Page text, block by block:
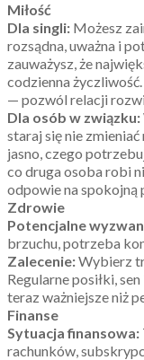
Miłość
Dla singli: Możesz
rozsądna, uważna i
zauważysz, że
codzienna
— pozwól relacji
Dla osób w związku:
staraj się nie
jasno, czego
co druga osoba robi
odpowie na spokojną
Zdrowie
Potencjalne
brzuchu, potrzeba
Zalecenie:Wybierz
Regularne posiłki,
teraz ważniejsze niż
Finanse
Sytuacja finansowa:
rachunków,